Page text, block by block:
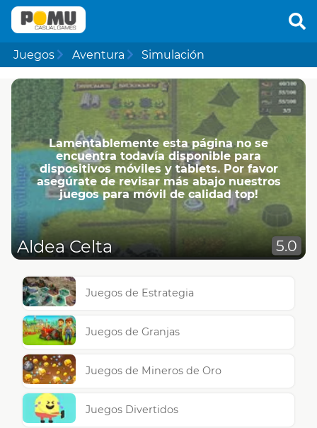
Juegos Aventura Simulación
Lamentablemente esta página no se
encuentra todavía disponible para
dispositivos móviles y tablets. Por favor
asegúrate de revisar más abajo nuestros
juegos para móvil de calidad top!
Aldea Celta 5.0
Juegos de Estrategia
Juegos de Granjas
Juegos de Mineros de Oro
Juegos Divertidos